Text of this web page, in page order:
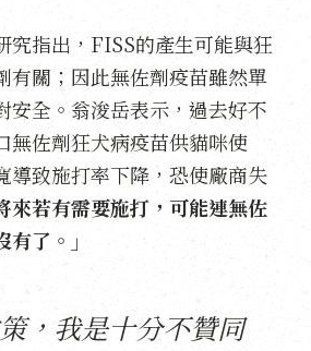
究指出，FISS的產生可能與狂
有關；因此無佐劑疫苗雖然單
安全。翁浚岳表示，過去好不
無佐劑狂犬病疫苗供貓咪使
導致施打率下降，恐使廠商失
來若有需要施打，可能連無佐
了。」
，我是十分不贊同